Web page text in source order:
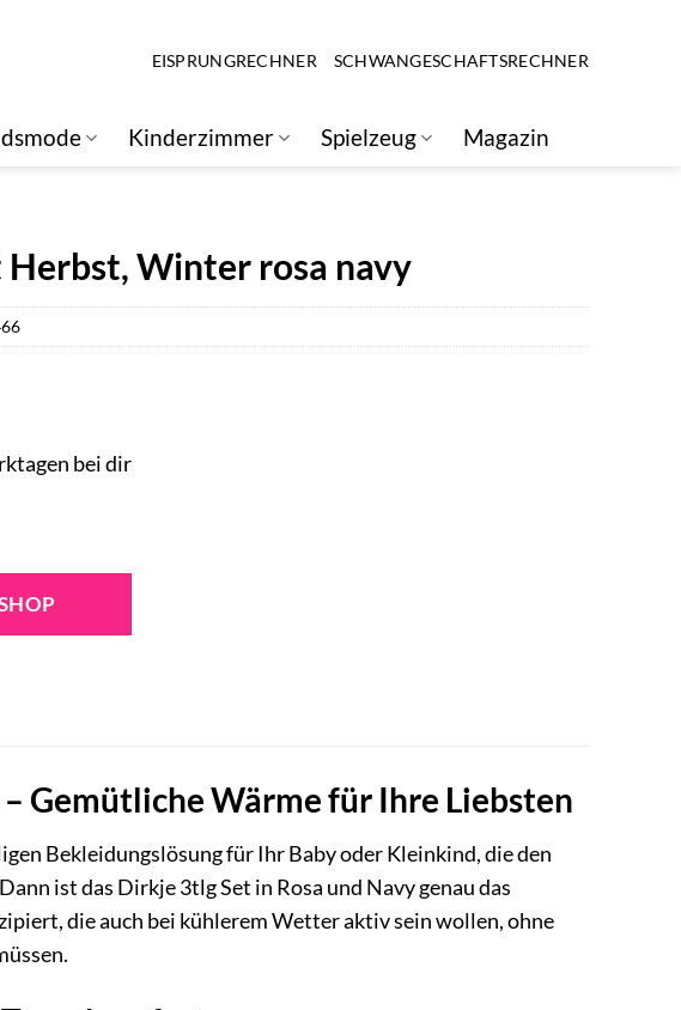
EISPRUNGRECHNER SCHWANGESCHAFTSRECHNER
Kinderzimmer Spielzeug Magazin
Winter rosa navy
bei dir
Gemütliche Wärme für Ihre Liebsten
Bekleidungslösung für Ihr Baby oder Kleinkind, die den
ist das Dirkje 3tlg Set in Rosa und Navy genau das
die auch bei kühlerem Wetter aktiv sein wollen, ohne